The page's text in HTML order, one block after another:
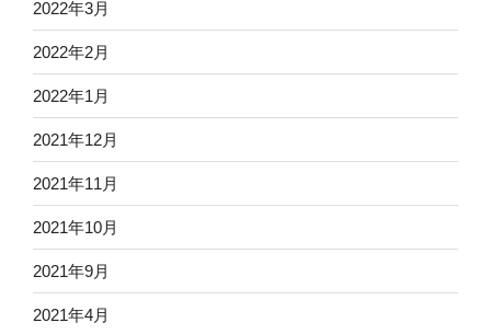
2022年3月
2022年2月
2022年1月
2021年12月
2021年11月
2021年10月
2021年9月
2021年4月